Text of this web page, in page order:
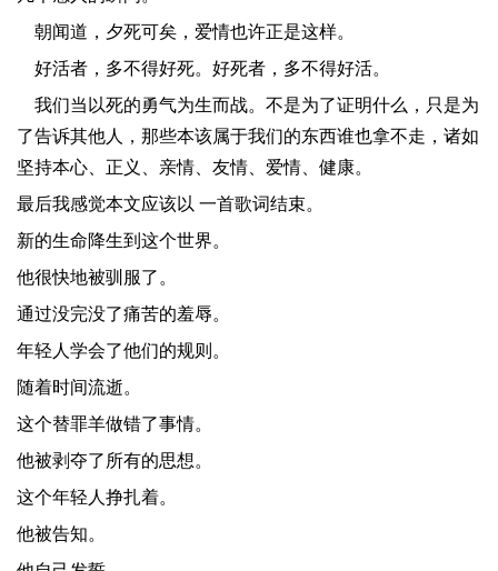
​朝闻道，夕死可矣，爱情也许正是这样。
​好活者，多不得好死。好死者，多不得好活。
​我们当以死的勇气为生而战。不是为了证明什么，只是为
了告诉其他人，那些本该属于我们的东西谁也拿不走，诸如
坚持本心、正义、亲情、友情、爱情、健康。
最后我感觉本文应该以 一首歌词结束。
新的生命降生到这个世界。
他很快地被驯服了。
通过没完没了痛苦的羞辱。
年轻人学会了他们的规则。
随着时间流逝。
这个替罪羊做错了事情。
他被剥夺了所有的思想。
这个年轻人挣扎着。
他被告知。